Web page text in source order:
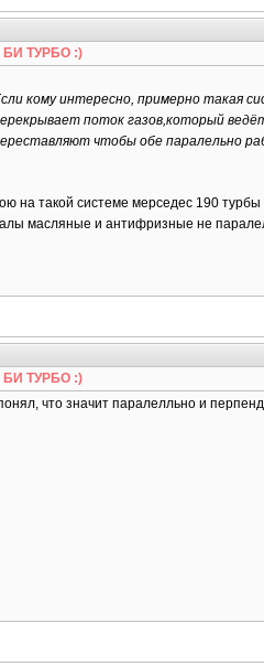
БИ ТУРБО :)
кому интересно, примерно такая
поток газов,который
чтобы обе паралельно
на такой системе мерседес 190 турбы
масляные и антифризные не
БИ ТУРБО :)
что значит паралелльно и